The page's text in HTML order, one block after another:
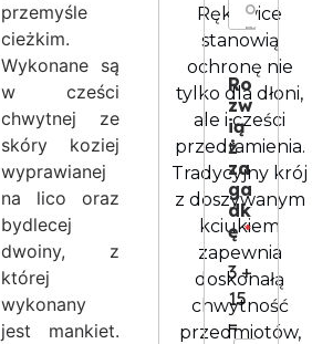
przemyśle
cieżkim.
Wykonane są
w cześci
chwytnej ze
skóry koziej
wyprawianej
na lico oraz
bydlecej
dwoiny, z
której
wykonany
jest mankiet.
Rękawice
stanowią
ochronę nie
tylko dla dłoni,
ale i cześci
przedramienia.
Tradycyjny krój
z doszywanym
kciukiem
zapewnia
doskonałą
chwytność
przedmiotów,
o
s
c
*Ro
zw
ią
ż
za
ga
dk
ę*
3 +
15
=